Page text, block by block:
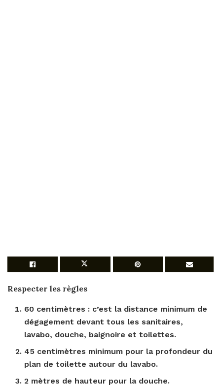
Respecter les règles
60 centimètres : c’est la distance minimum de
dégagement devant tous les sanitaires,
lavabo, douche, baignoire et toilettes.
45 centimètres minimum pour la profondeur du
plan de toilette autour du lavabo.
2 mètres de hauteur pour la douche.